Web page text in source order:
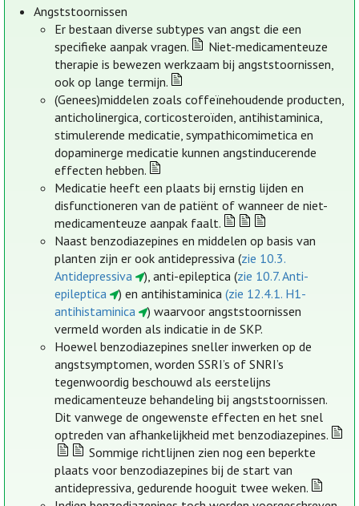
Angststoornissen
Er bestaan diverse subtypes van angst die een
specifieke aanpak vragen.
Niet-medicamenteuze
therapie is bewezen werkzaam bij angststoornissen,
ook op lange termijn.
(Genees)middelen zoals coffeïnehoudende producten,
anticholinergica, corticosteroïden, antihistaminica,
stimulerende medicatie, sympathicomimetica en
dopaminerge medicatie kunnen angstinducerende
effecten hebben.
Medicatie heeft een plaats bij ernstig lijden en
disfunctioneren van de patiënt of wanneer de niet-
medicamenteuze aanpak faalt.
Naast benzodiazepines en middelen op basis van
planten zijn er ook antidepressiva (zie 10.3.
Antidepressiva
), anti-epileptica (zie 10.7. Anti-
epileptica
) en antihistaminica (zie 12.4.1. H1-
antihistaminica
) waarvoor angststoornissen
vermeld worden als indicatie in de SKP.
Hoewel benzodiazepines sneller inwerken op de
angstsymptomen, worden SSRI’s of SNRI’s
tegenwoordig beschouwd als eerstelijns
medicamenteuze behandeling bij angststoornissen.
Dit vanwege de ongewenste effecten en het snel
optreden van afhankelijkheid met benzodiazepines.
Sommige richtlijnen zien nog een beperkte
plaats voor benzodiazepines bij de start van
antidepressiva, gedurende hooguit twee weken.